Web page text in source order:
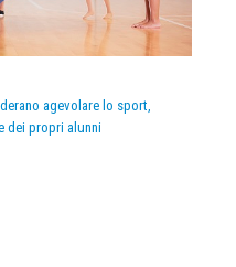
agevolare lo sport,
dei propri alunni